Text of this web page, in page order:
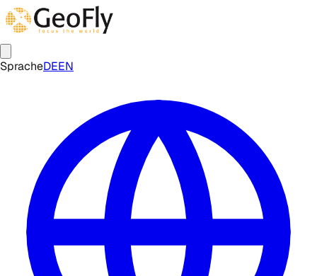
SpracheDEEN